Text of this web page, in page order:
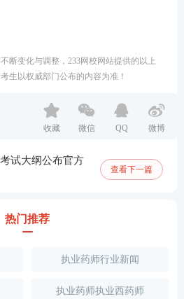
断变化与调整，233网校网站提供的以上
生以权威部门公布的内容为准！
收藏 微信 QQ 微博
试大纲公布官方
查看下一篇
热门推荐
执业药师行业新闻
执业药师执业西药师